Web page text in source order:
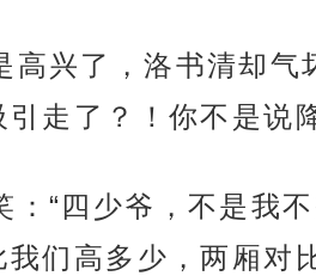
高兴了，洛书清却气
引走了？！你不是说
：“四少爷，不是我
我们高多少，两厢对